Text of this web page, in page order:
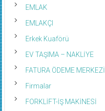
EMLAK
EMLAKÇI
Erkek Kuaförü
EV TAŞIMA – NAKLİYE
FATURA ÖDEME MERKEZİ
Firmalar
FORKLİFT-İŞ MAKİNESİ